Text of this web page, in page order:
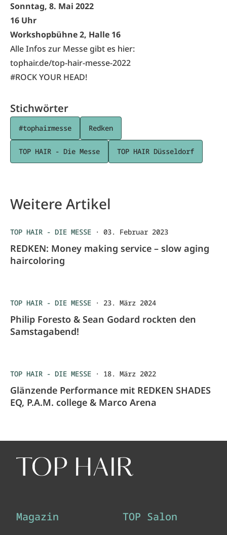
Sonntag, 8. Mai 2022
16 Uhr
Workshopbühne 2, Halle 16
Alle Infos zur Messe gibt es hier:
tophair.de/top-hair-messe-2022
#ROCK YOUR HEAD!
Stichwörter
#tophairmesse Redken
TOP HAIR - Die Messe TOP HAIR Düsseldorf
Weitere Artikel
TOP HAIR - DIE MESSE · 03. Februar 2023
REDKEN: Money making service – slow aging
haircoloring
TOP HAIR - DIE MESSE · 23. März 2024
Philip Foresto & Sean Godard rockten den
Samstagabend!
TOP HAIR - DIE MESSE · 18. März 2022
Glänzende Performance mit REDKEN SHADES
EQ, P.A.M. college & Marco Arena
Magazin TOP Salon